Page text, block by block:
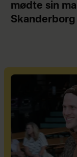
mødte sin
Skanderborg